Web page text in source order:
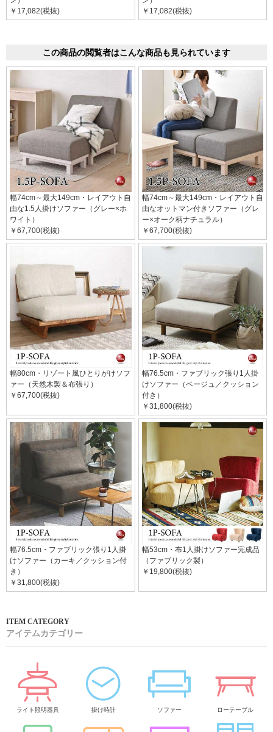
￥17,082(税抜)
￥17,082(税抜)
この商品の閲覧者はこんな商品も見られています
幅74cm～最大149cm・レイアウト自
由な1.5人掛けソファー（グレー×ホ
ワイト）
￥67,700(税抜)
幅74cm～最大149cm・レイアウト自
由なオットマン付きソファー（グレ
ー×オーク柄ナチュラル）
￥67,700(税抜)
幅80cm・リゾート風ひとりがけソフ
ァー（天然木製＆布張り）
￥67,700(税抜)
幅76.5cm・ファブリック張り1人掛
けソファー（ベージュ／クッション
付き）
￥31,800(税抜)
幅76.5cm・ファブリック張り1人掛
けソファー（カーキ／クッション付
き）
￥31,800(税抜)
幅53cm・布1人掛けソファー完成品
（ファブリック製）
￥19,800(税抜)
アイテムカテゴリー
ライト照明器具 掛け時計 ソファー ローテーブル